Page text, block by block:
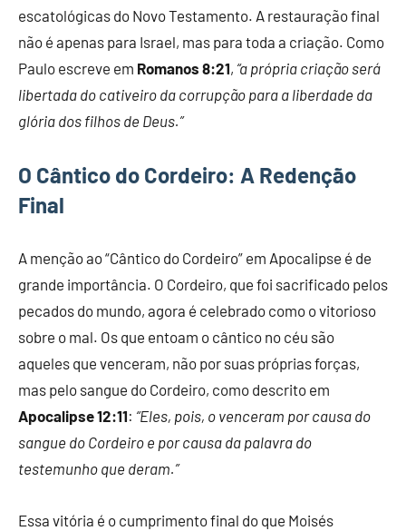
escatológicas do Novo Testamento. A restauração final
não é apenas para Israel, mas para toda a criação. Como
Paulo escreve em Romanos 8:21, “a própria criação será
libertada do cativeiro da corrupção para a liberdade da
glória dos filhos de Deus.”
O Cântico do Cordeiro: A Redenção
Final
A menção ao “Cântico do Cordeiro” em Apocalipse é de
grande importância. O Cordeiro, que foi sacrificado pelos
pecados do mundo, agora é celebrado como o vitorioso
sobre o mal. Os que entoam o cântico no céu são
aqueles que venceram, não por suas próprias forças,
mas pelo sangue do Cordeiro, como descrito em
Apocalipse 12:11: “Eles, pois, o venceram por causa do
sangue do Cordeiro e por causa da palavra do
testemunho que deram.”
Essa vitória é o cumprimento final do que Moisés